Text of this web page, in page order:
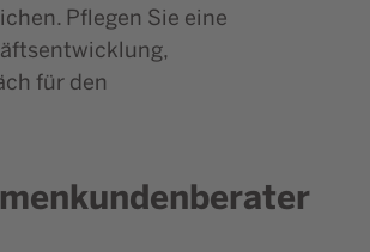
Pflegen Sie eine
für den